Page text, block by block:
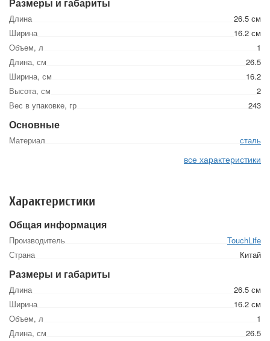
Длина
26.5 см
Ширина
16.2 см
Объем, л
1
Длина, см
26.5
Ширина, см
16.2
Высота, см
2
Вес в упаковке, гр
243
Основные
Материал сталь
все характеристики
Характеристики
Общая информация
Производитель
TouchLife
Страна
Китай
Размеры и габариты
Длина
26.5 см
Ширина
16.2 см
Объем, л
1
Длина, см
26.5